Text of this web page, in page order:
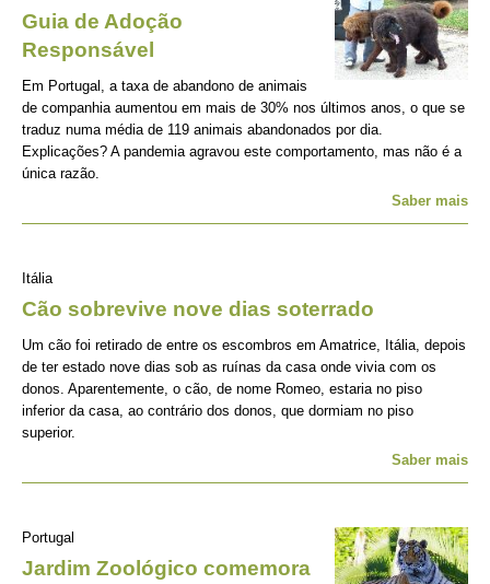
Guia de Adoção
Responsável
Em Portugal, a taxa de abandono de animais
de companhia aumentou em mais de 30% nos últimos anos, o que se
traduz numa média de 119 animais abandonados por dia.
Explicações? A pandemia agravou este comportamento, mas não é a
única razão.
Saber mais
Itália
Cão sobrevive nove dias soterrado
Um cão foi retirado de entre os escombros em Amatrice, Itália, depois
de ter estado nove dias sob as ruínas da casa onde vivia com os
donos. Aparentemente, o cão, de nome Romeo, estaria no piso
inferior da casa, ao contrário dos donos, que dormiam no piso
superior.
Saber mais
Portugal
Jardim Zoológico comemora